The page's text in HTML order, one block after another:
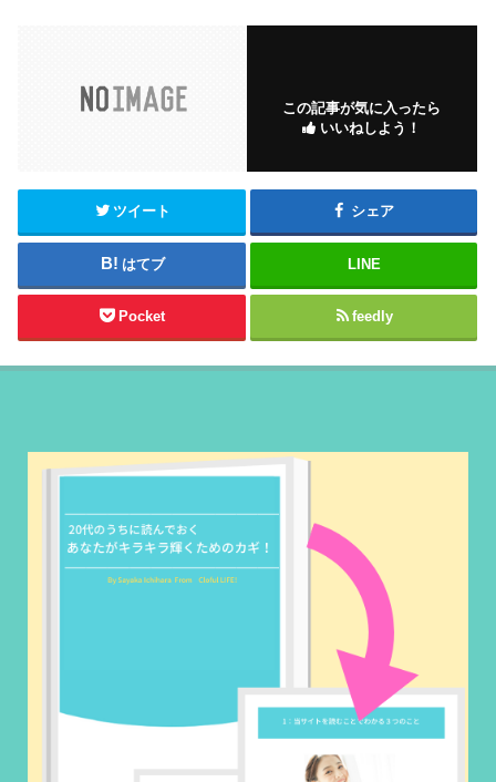
この記事が気に入ったら
いいねしよう！
ツイート シェア
はてブ LINE
Pocket feedly